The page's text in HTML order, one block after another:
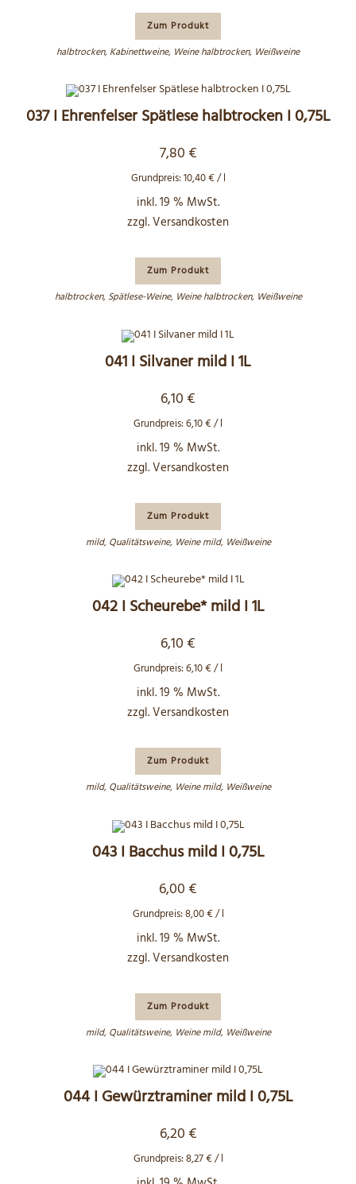
Zum Produkt
halbtrocken, Kabinettweine, Weine halbtrocken, Weißweine
037 I Ehrenfelser Spätlese halbtrocken I 0,75L
7,80 €
Grundpreis:10,40€/l
inkl. 19 % MwSt.
zzgl.Versandkosten
Zum Produkt
halbtrocken, Spätlese-Weine, Weine halbtrocken, Weißweine
041 I Silvaner mild I 1L
6,10 €
Grundpreis:6,10€/l
inkl. 19 % MwSt.
zzgl.Versandkosten
Zum Produkt
mild, Qualitätsweine, Weine mild, Weißweine
042 I Scheurebe* mild I 1L
6,10 €
Grundpreis:6,10€/l
inkl. 19 % MwSt.
zzgl.Versandkosten
Zum Produkt
mild, Qualitätsweine, Weine mild, Weißweine
043 I Bacchus mild I 0,75L
6,00 €
Grundpreis:8,00€/l
inkl. 19 % MwSt.
zzgl.Versandkosten
Zum Produkt
mild, Qualitätsweine, Weine mild, Weißweine
044 I Gewürztraminer mild I 0,75L
6,20 €
Grundpreis:8,27€/l